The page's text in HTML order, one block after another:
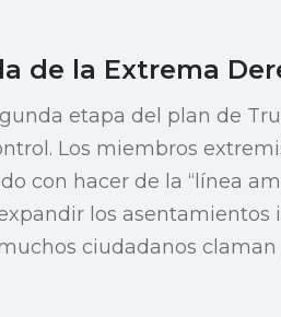
de la Extrema
etapa del plan de
Los miembros
con hacer de la “línea
los asentamientos
ciudadanos